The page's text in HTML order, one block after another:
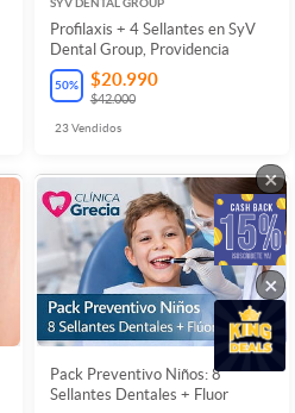
Profilaxis + 4 Sellantes en SyV
Dental Group, Providencia
50% $20.990
$42.000
23Vendidos
Pack Preventivo Niños: 8
Sellantes Dentales + Fluor
×
×